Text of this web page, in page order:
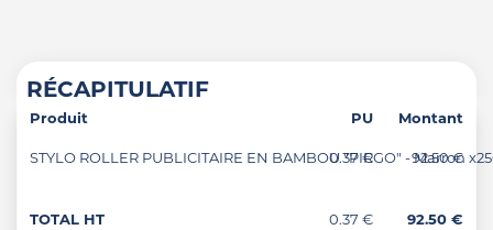
RÉCAPITULATIF
Produit PU Montant
STYLO ROLLER PUBLICITAIRE EN BAMBOU "PIRGO" - Marron
0.37 € 92.50 €
TOTAL HT 0.37 € 92.50 €